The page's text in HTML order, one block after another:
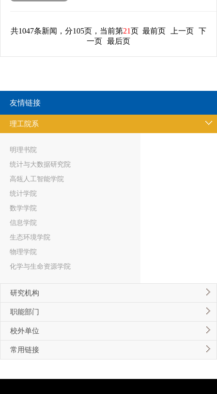
共1047条新闻，分105页，当前第21页 最前页 上一页 下
一页 最后页
友情链接
理工院系
明理书院
统计与大数据研究院
高瓴人工智能学院
统计学院
数学学院
信息学院
生态环境学院
物理学院
化学与生命资源学院
研究机构
职能部门
校外单位
常用链接